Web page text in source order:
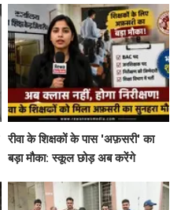
रीवा के शिक्षकों के पास 'अफ़सरी' का
बड़ा मौका: स्कूल छोड़ अब करेंगे
पर निकली भर्ती!